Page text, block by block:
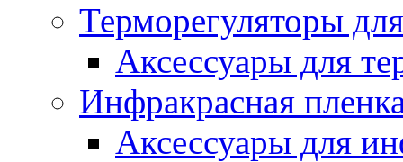
Терморегуляторы
Аксессуары для
Инфракрасная
Аксессуары для